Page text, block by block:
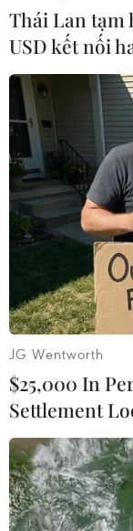
TIN LIÊN
Các hãng
chuyển
02/03/2022 08:30
Ba hãng tàu
Thái Lan tạm
USD kết nối
JG Wentworth
$25,000 In
Settlement